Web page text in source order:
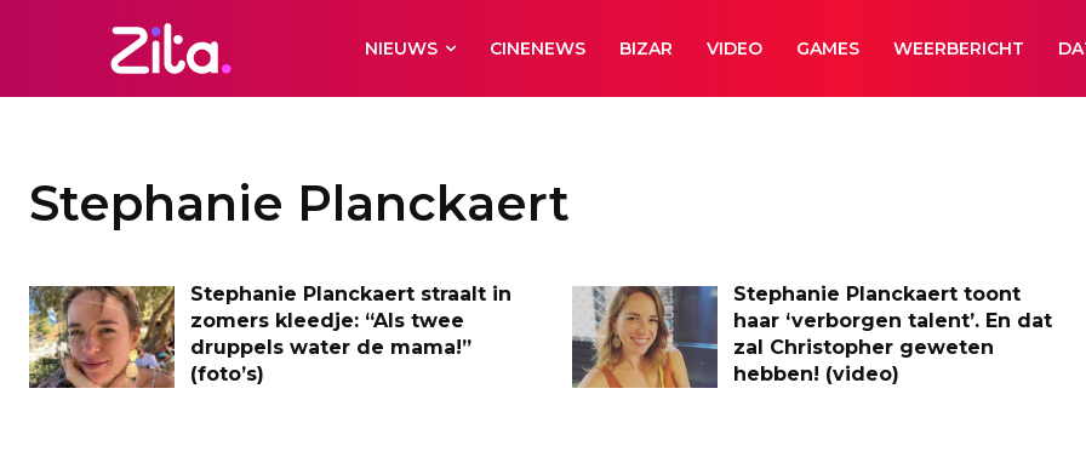
NIEUWS CINENEWS BIZAR VIDEO GAMES WEERBERICHT
Stephanie Planckaert
Stephanie Planckaert straalt in
zomers kleedje: “Als twee
druppels water de mama!”
(foto’s)
Stephanie Planckaert toont
haar ‘verborgen talent’. En dat
zal Christopher geweten
hebben! (video)